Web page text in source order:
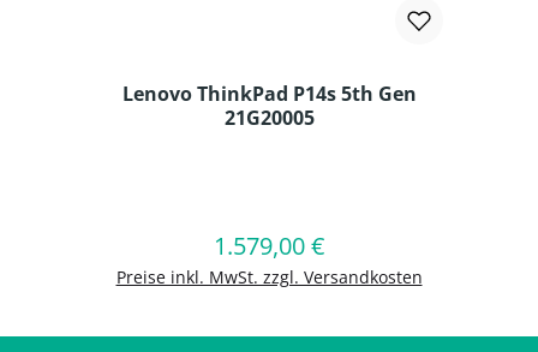
Lenovo ThinkPad P14s 5th Gen
21G20005
Regulärer Preis:
1.579,00 €
Preise inkl. MwSt. zzgl. Versandkosten
In den Warenkorb